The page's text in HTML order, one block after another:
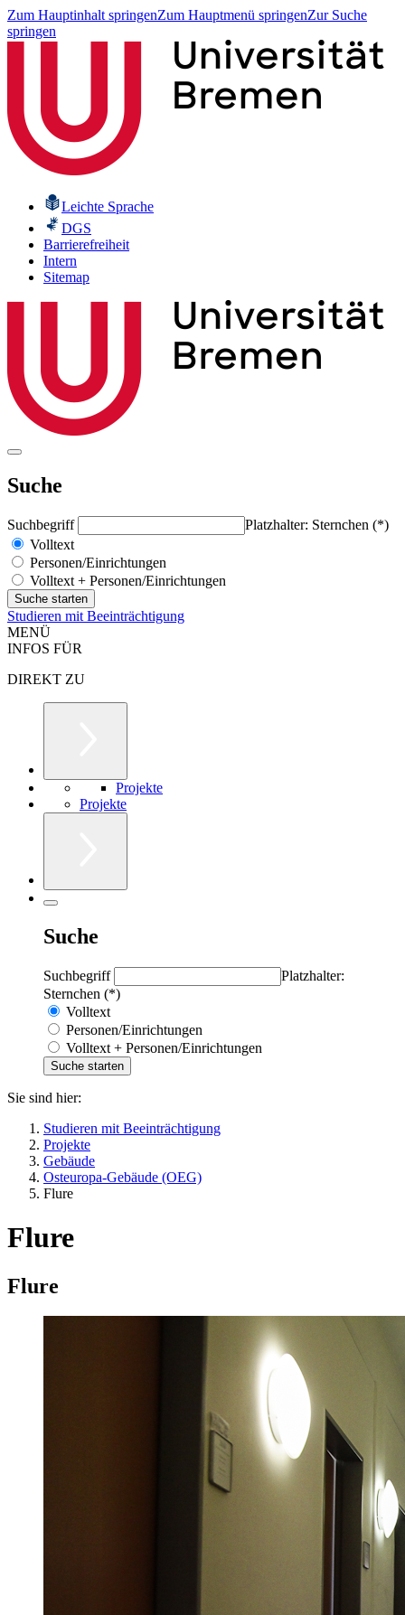
Zum Hauptinhalt springenZum Hauptmenü springenZur Suche
springen
Leichte Sprache
DGS
Barrierefreiheit
Intern
Sitemap
Suche
Suchbegriff
Platzhalter: Sternchen (*)
Volltext
Personen/Einrichtungen
Volltext + Personen/Einrichtungen
Studieren mit Beeinträchtigung
MENÜ
INFOS FÜR
DIREKT ZU
Projekte
Projekte
Suche
Suchbegriff
Platzhalter:
Sternchen (*)
Volltext
Personen/Einrichtungen
Volltext + Personen/Einrichtungen
Sie sind hier:
Studieren mit Beeinträchtigung
Projekte
Gebäude
Osteuropa-Gebäude (OEG)
Flure
Flure
Flure